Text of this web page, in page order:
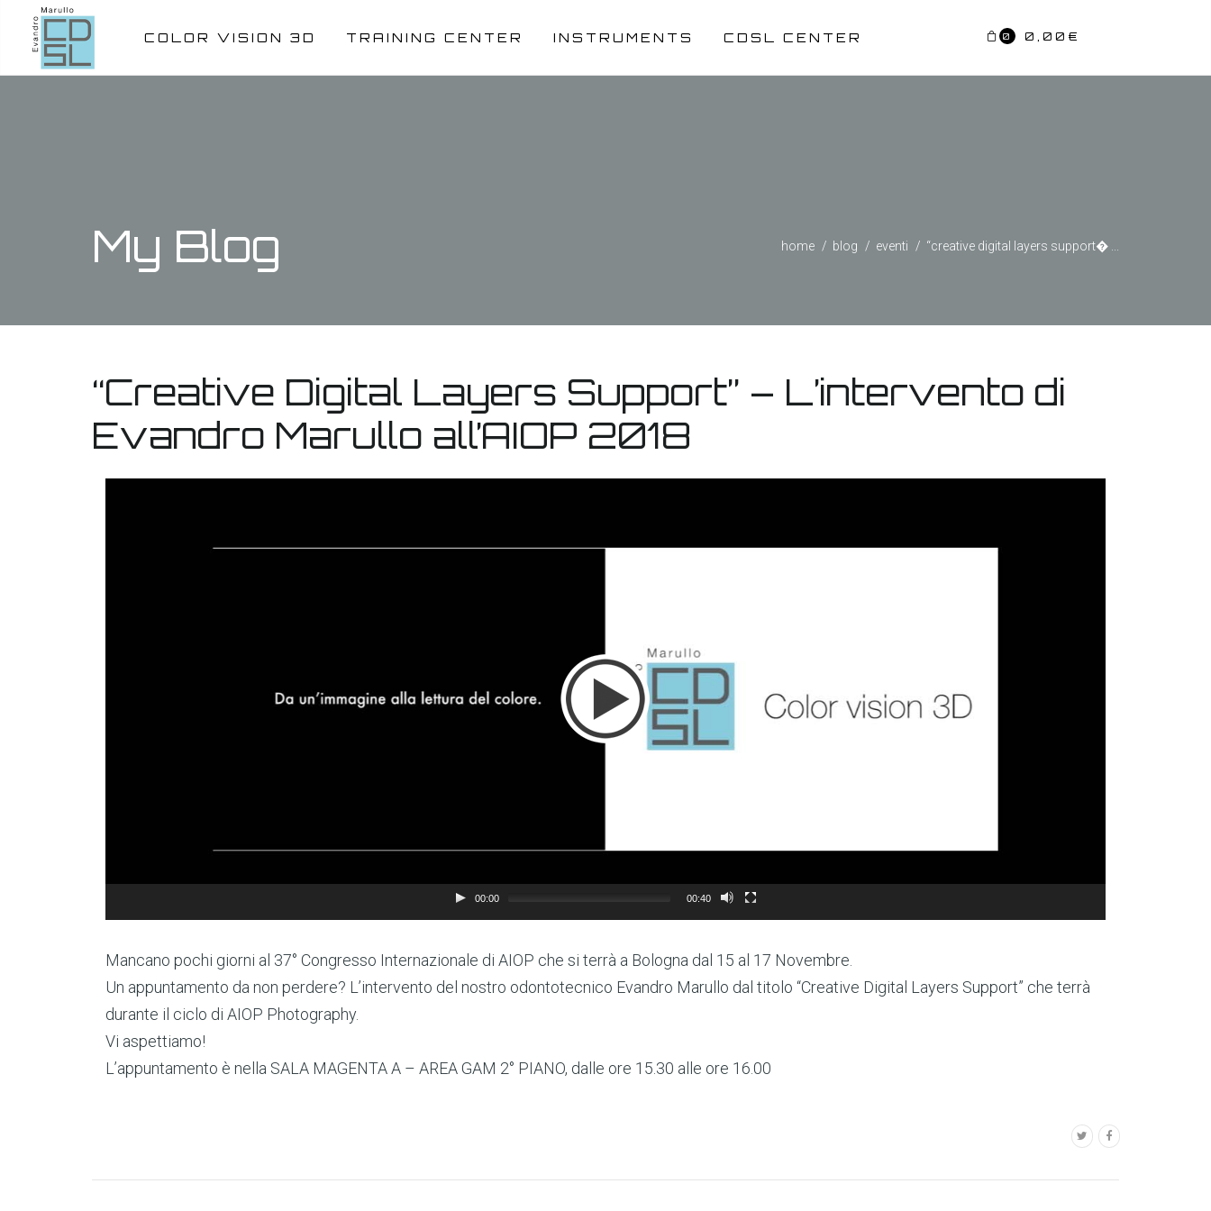
COLOR VISION 3D TRAINING CENTER INSTRUMENTS CDSL CENTER 0 0,00 €
My Blog home blog eventi “creative digital layers support� ...
“Creative Digital Layers Support” – L’intervento di
Evandro Marullo all’AIOP 2018
00:00 00:40
Mancano pochi giorni al 37° Congresso Internazionale di AIOP che si terrà a Bologna dal 15 al 17 Novembre.
Un appuntamento da non perdere? L’intervento del nostro odontotecnico Evandro Marullo dal titolo “Creative Digital Layers Support” che terrà
durante il ciclo di AIOP Photography.
Vi aspettiamo!
L’appuntamento è nella SALA MAGENTA A – AREA GAM 2° PIANO, dalle ore 15.30 alle ore 16.00